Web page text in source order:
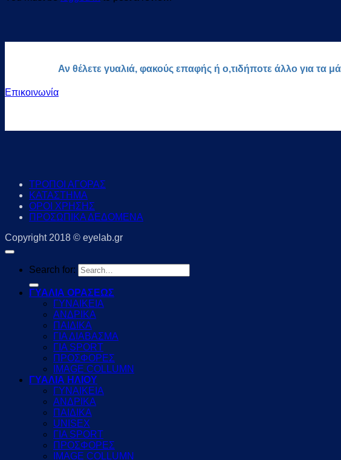
Αν θέλετε γυαλιά, φακούς επαφής ή ο,τιδήποτε άλλο για τα
Επικοινωνία
ΤΡΟΠΟΙ ΑΓΟΡΑΣ
ΚΑΤΑΣΤΗΜΑ
ΟΡΟΙ ΧΡΗΣΗΣ
ΠΡΟΣΩΠΙΚΑ ΔΕΔΟΜΕΝΑ
Copyright 2018 © eyelab.gr
Search for:
ΓΥΑΛΙΑ ΟΡΑΣΕΩΣ
ΓΥΝΑΙΚΕΙΑ
ΑΝΔΡΙΚΑ
ΠΑΙΔΙΚΑ
ΓΙΑ ΔΙΑΒΑΣΜΑ
ΓΙΑ SPORT
ΠΡΟΣΦΟΡΕΣ
IMAGE COLLUMN
ΓΥΑΛΙΑ ΗΛΙΟΥ
ΓΥΝΑΙΚΕΙΑ
ΑΝΔΡΙΚΑ
ΠΑΙΔΙΚΑ
UNISEX
ΓΙΑ SPORT
ΠΡΟΣΦΟΡΕΣ
IMAGE COLLUMN